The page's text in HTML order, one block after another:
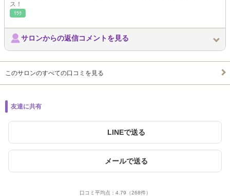
ス！
ﾘﾗｸ
サロンからの返信コメントを見る
このサロンのすべての口コミを見る
友達に共有
LINEで送る
メールで送る
口コミ平均点： 4.79 （268件）